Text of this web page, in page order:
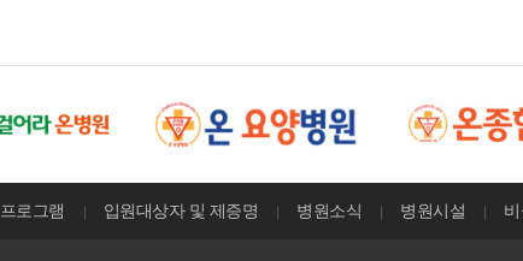
프로그램 입원대상자 및 제증명 병원소식 병원시설